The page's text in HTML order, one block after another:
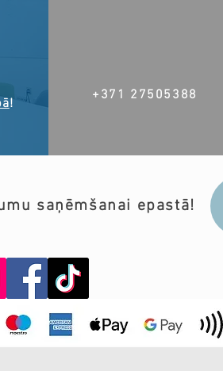
saņēmšanai epastā!
!
+371 27505388